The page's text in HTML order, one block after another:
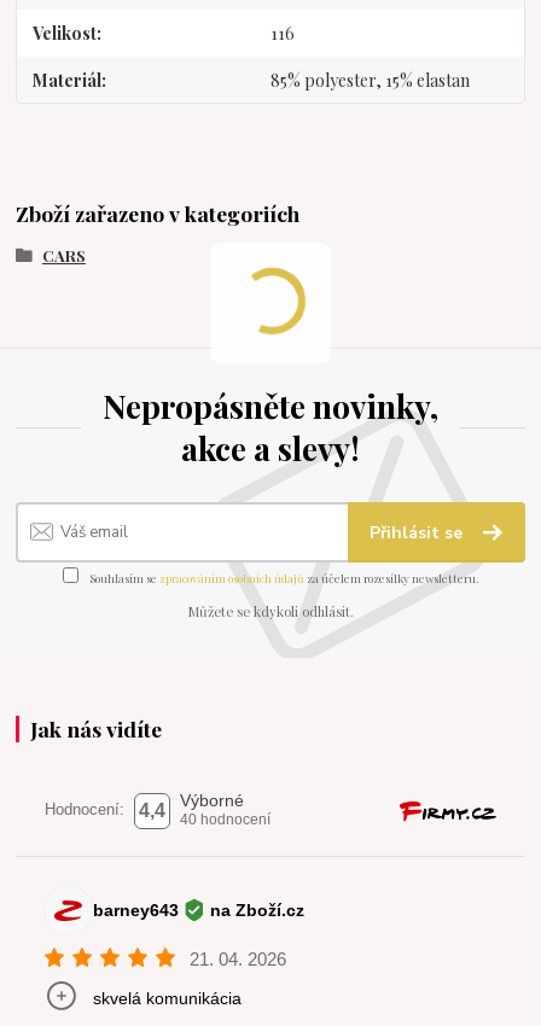
Velikost 116
Materiál 85% polyester, 15% elastan
Zboží zařazeno v kategoriích
CARS
Nepropásněte novinky,
akce a slevy!
Přihlásit se
Souhlasím se zpracováním osobních údajů za účelem rozesílky newsletteru.
Můžete se kdykoli odhlásit.
Jak nás vidíte